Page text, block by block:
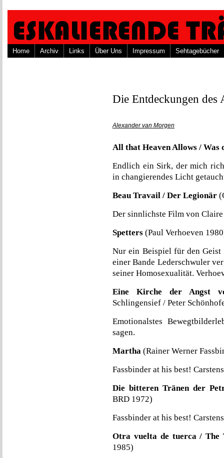
Home Archiv Links Über Uns Impressum Sehtagebücher
Die Entdeckungen des
Alexander van Morgen
All that Heaven Allows / Was
Endlich ein Sirk, der mich
in changierendes Licht
Beau Travail / Der Legionär
Der sinnlichste Film von
Spetters (Paul Verhoeven
Nur ein Beispiel für den
einer Bande Lederschwuler
seiner Homosexualität.
Eine Kirche der Angst
Schlingensief / Peter
Emotionalstes
sagen.
Martha (Rainer Werner
Fassbinder at his best!
Die bitteren Tränen der
BRD 1972)
Fassbinder at his best!
Otra vuelta de tuerca / The
1985)